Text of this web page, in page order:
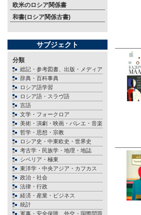
欧米のロシア関係書
和書(ロシア関係古書)
サブジェクト
分類
総記・参考図書、出版・メディア
辞典・百科事典
ロシア語学習
ロシア語・スラヴ語
言語
文学・フォークロア
美術・演劇・映画・バレエ・音楽
哲学・思想・宗教
ロシア史・中東欧史・世界史
考古学・民族学・地理・地誌
シベリア・極東
東洋学・中央アジア・カフカス
政治・社会
法律・行政
経済・産業・ビジネス
統計
軍事・安全保障、外交・国際問題